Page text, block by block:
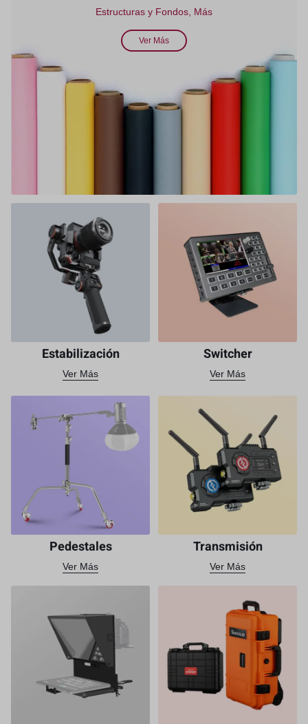
Estructuras y Fondos, Más
Ver Más
Estabilización
Ver Más
Switcher
Ver Más
Pedestales
Ver Más
Transmisión
Ver Más